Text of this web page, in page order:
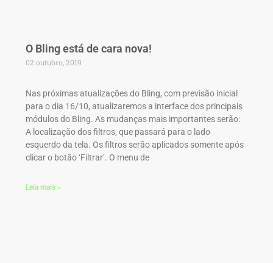
O Bling está de cara nova!
02 outubro, 2019
Nas próximas atualizações do Bling, com previsão inicial
para o dia 16/10, atualizaremos a interface dos principais
módulos do Bling. As mudanças mais importantes serão:
A localização dos filtros, que passará para o lado
esquerdo da tela. Os filtros serão aplicados somente após
clicar o botão ‘Filtrar’. O menu de
Leia mais »